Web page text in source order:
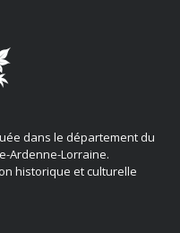
dans le département du
Ardenne-Lorraine.
historique et culturelle